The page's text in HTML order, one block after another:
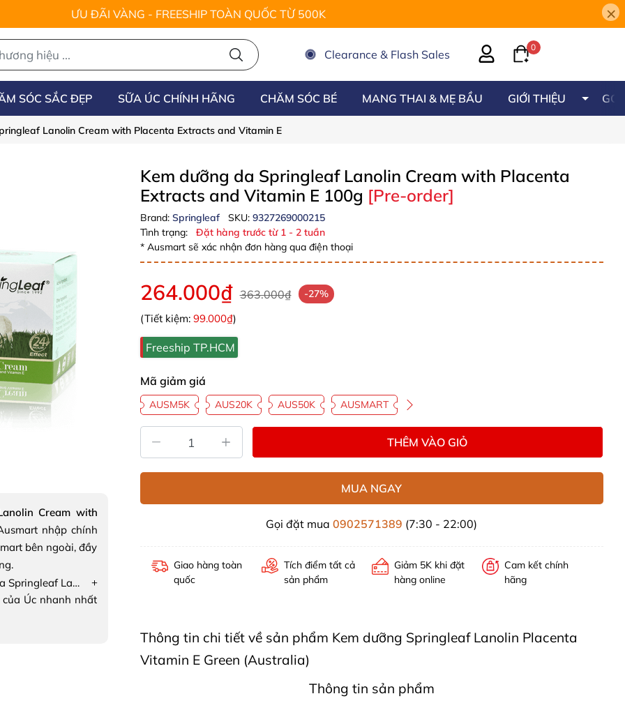
ƯU ĐÃI VÀNG - FREESHIP TOÀN QUỐC TỪ 500K ×
Clearance & Flash Sales
0
SÓC SẮC ĐẸP SỮA ÚC CHÍNH HÃNG CHĂM SÓC BÉ MANG THAI & MẸ BẦU GIỚI THIỆU
Lanolin Cream with Placenta Extracts and Vitamin E
Cream with
nhập chính
bên ngoài, đầy
Kem dưỡng da Springleaf Lanolin Cream with Placenta Extracts and Vitamin E
+
Úc nhanh nhất
Kem dưỡng da Springleaf Lanolin Cream with Placenta
Extracts and Vitamin E 100g [Pre-order]
Brand: Springleaf SKU: 9327269000215
Tình trạng:
Đặt hàng trước từ 1 - 2 tuần
* Ausmart sẽ xác nhận đơn hàng qua điện thoại
264.000₫ 363.000₫ -27%
(Tiết kiệm: 99.000₫)
Freeship TP.HCM
Mã giảm giá
AUSM5K AUS20K AUS50K AUSMART
THÊM VÀO GIỎ
MUA NGAY
Gọi đặt mua0902571389 (7:30 - 22:00)
Giao hàng toàn
quốc
Tích điểm tất cả
sản phẩm
Giảm 5K khi đặt
hàng online
Cam kết chính
hãng
Thông tin chi tiết về sản phẩm Kem dưỡng Springleaf Lanolin Placenta
Vitamin E Green (Australia)
Thông tin sản phẩm